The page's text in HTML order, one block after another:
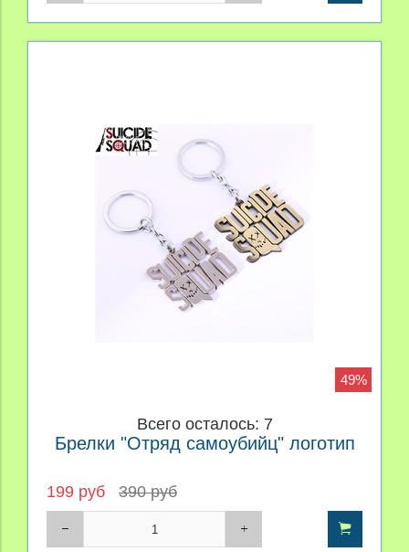
49%
Всего осталось: 7
Брелки "Отряд самоубийц" логотип
199 руб 390 руб